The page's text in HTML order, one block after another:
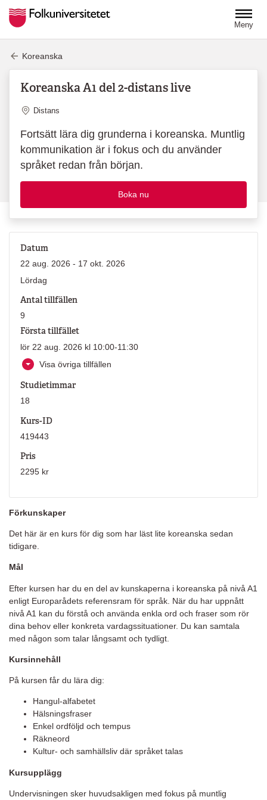
Meny
Koreanska
Koreanska A1 del 2-distans live
Plats
Distans
Fortsätt lära dig grunderna i koreanska. Muntlig
kommunikation är i fokus och du använder
språket redan från början.
Boka nu
Förkunskaper
Det här är en kurs för dig som har läst lite koreanska sedan
tidigare.
Mål
Efter kursen har du en del av kunskaperna i koreanska på nivå A1
enligt Europarådets referensram för språk. När du har uppnått
nivå A1 kan du förstå och använda enkla ord och fraser som rör
dina behov eller konkreta vardagssituationer. Du kan samtala
med någon som talar långsamt och tydligt.
Kursinnehåll
På kursen får du lära dig:
Hangul-alfabetet
Hälsningsfraser
Enkel ordföljd och tempus
Räkneord
Kultur- och samhällsliv där språket talas
Kursupplägg
Undervisningen sker huvudsakligen med fokus på muntlig
Datum
22 aug. 2026 - 17 okt. 2026
Lördag
Antal tillfällen
9
Första tillfället
lör 22 aug. 2026 kl 10:00-11:30
Visa övriga tillfällen
Studietimmar
18
Kurs-ID
419443
Pris
2295 kr